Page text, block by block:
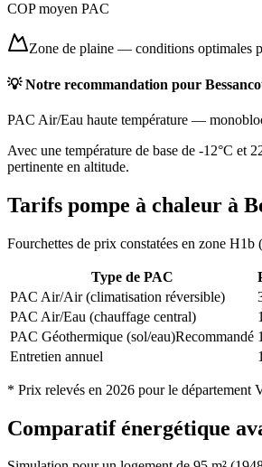
COP moyen PAC
Zone de plaine — conditions optimales
💡 Notre recommandation pour
PAC Air/Eau haute température —
Avec une température de base de -12°C et
pertinente en altitude.
Tarifs pompe à chaleur à
Fourchettes de prix constatées en zone H1b (
Type de PAC
PAC Air/Air (climatisation réversible)
PAC Air/Eau (chauffage central)
PAC Géothermique (sol/eau)Recommandé
Entretien annuel
* Prix relevés en 2026 pour le département
Comparatif énergétique